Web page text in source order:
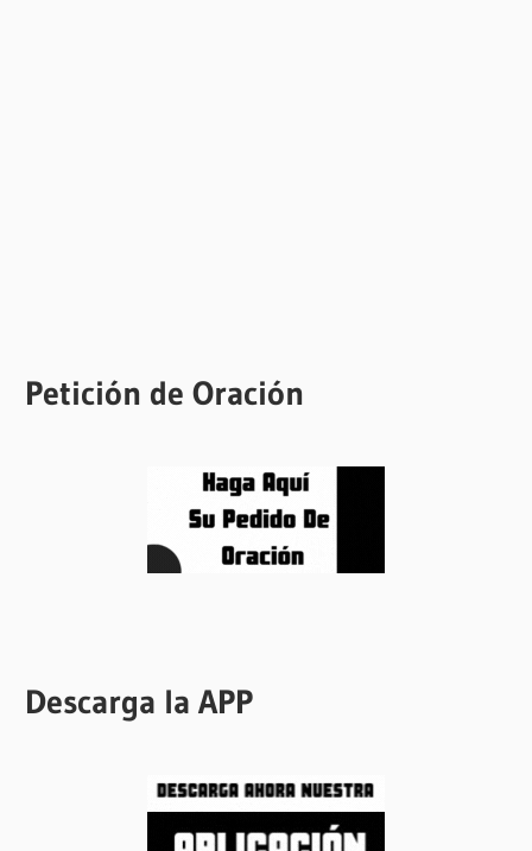
Petición de Oración
Descarga la APP